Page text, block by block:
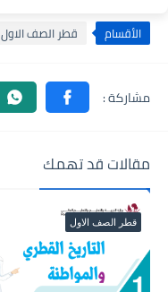
الأقسام قطر الصف الاول
مقالات قد تهمك
قطر الصف الاول